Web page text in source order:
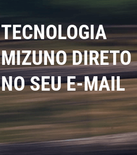
TECNOLOGIA
MIZUNO DIRETO
NO SEU E-MAIL